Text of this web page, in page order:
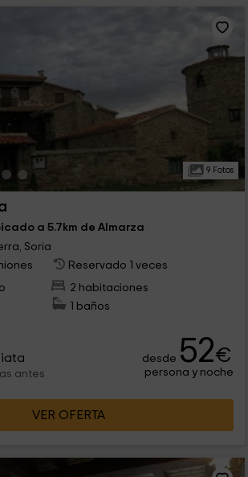
9 Fotos
a 5.7km de Almarza
Soria
Reservado 1 veces
2 habitaciones
1 baños
antes
desde 52€
persona y noche
VER OFERTA